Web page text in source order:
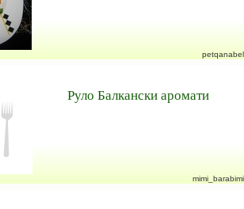
petqanabel
Руло Балкански аромати
mimi_barabimi